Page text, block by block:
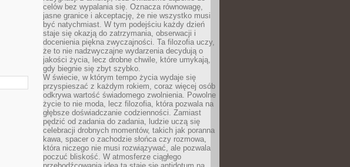
celów bez wypalania się. Oznacza równowagę,
jasne granice i akceptację, że nie wszystko musi
być natychmiast. W tym podejściu każdy dzień
staje się okazją do zatrzymania, obserwacji i
docenienia piękna zwyczajności. Ta filozofia uczy,
że to nie nadzwyczajne wydarzenia decydują o
jakości życia, lecz drobne chwile, które umykają,
gdy biegnie się zbyt szybko.
W świecie, w którym tempo życia wydaje się
przyspieszać z każdym rokiem, coraz więcej osób
odkrywa wartość świadomego zwolnienia. Powolne
życie to nie moda, lecz filozofia, która pozwala na
głębsze doświadczanie codzienności. Zamiast
pędzić od zadania do zadania, ludzie uczą się
celebracji drobnych momentów, takich jak poranna
kawa, spacer o zachodzie słońca czy rozmowa,
która niczego nie musi rozwiązywać, ale pozwala
poczuć bliskość. W atmosferze ciągłego